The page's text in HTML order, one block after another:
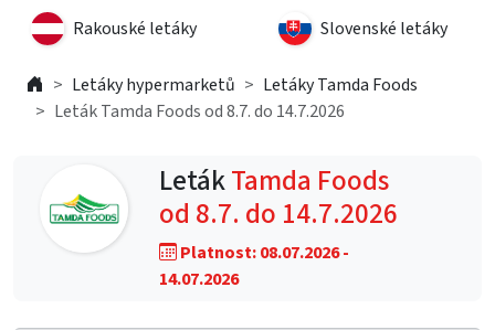
Rakouské letáky Slovenské letáky
Letáky hypermarketů
Letáky Tamda Foods
Leták Tamda Foods od 8.7. do 14.7.2026
LetákTamda Foods
od 8.7. do 14.7.2026
Platnost: 08.07.2026 -
14.07.2026